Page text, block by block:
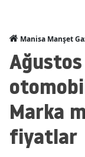
Manisa Manşet
Marka
fiyatlar